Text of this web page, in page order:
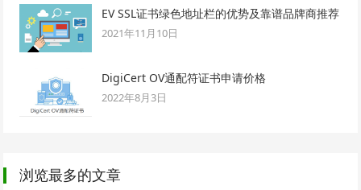
EV SSL证书绿色地址栏的优势及靠谱品牌商推荐
2021年11月10日
DigiCert OV通配符证书申请价格
2022年8月3日
浏览最多的文章